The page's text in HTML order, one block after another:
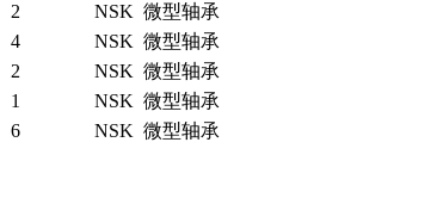
2 NSK 微型轴承
4 NSK 微型轴承
2 NSK 微型轴承
1 NSK 微型轴承
6 NSK 微型轴承